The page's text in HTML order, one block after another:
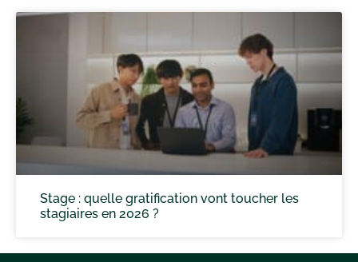
Stage : quelle gratification vont toucher les
stagiaires en 2026 ?